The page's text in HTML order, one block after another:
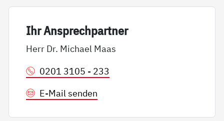
Ihr An­sp­rech­part­ner
Herr Dr. Michael Maas
0201 3105 - 233
E-Mail senden